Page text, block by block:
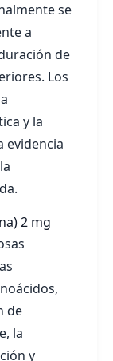
se
a
de
Los
y la
evidencia
2 mg
de
la
y